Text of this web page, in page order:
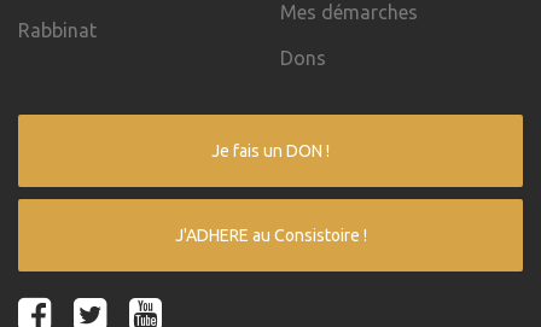
Rabbinat
Mes démarches
Dons
Je fais un DON !
J'ADHERE au Consistoire !